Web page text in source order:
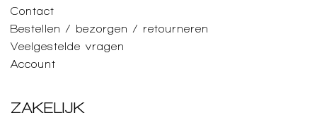
Contact
Bestellen / bezorgen / retourneren
Veelgestelde vragen
Account
ZAKELIJK